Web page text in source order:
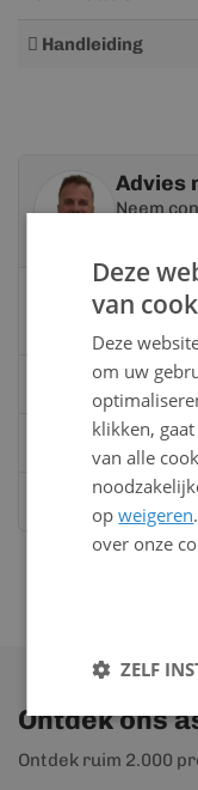
Meer
Handleiding
Advies
Neem
Vandaag
0528 -
Mail
Stuur ons een
Ontdek ons
Ontdek ruim 2.000
Deze
van
Deze
om uw
klikken,
van alle
opweigeren
over onze
ZELF